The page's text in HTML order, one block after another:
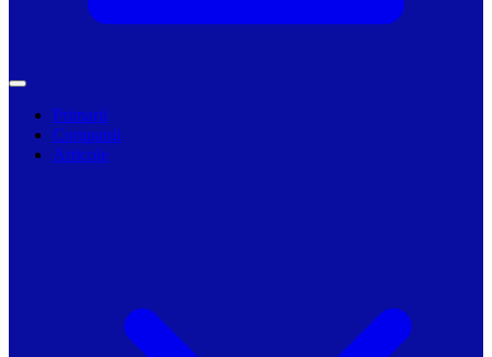
Primarii
Companii
Articole